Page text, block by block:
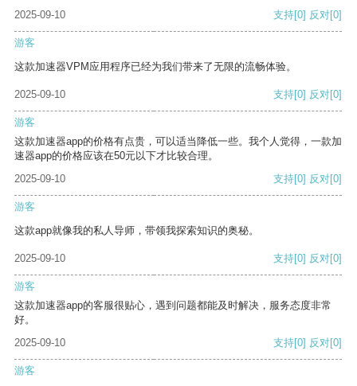
2025-09-10 支持[0] 反对[0]
游客
这款加速器VPM应用程序已经为我们带来了无限的流畅体验。
2025-09-10 支持[0] 反对[0]
游客
这款加速器app的价格有点贵，可以适当降低一些。我个人觉得，一款加
速器app的价格应该在50元以下才比较合理。
2025-09-10
支持[0] 反对[0]
游客
这款app就像我的私人导师，带领我探索知识的奥秘。
2025-09-10 支持[0] 反对[0]
游客
这款加速器app的客服很贴心，遇到问题都能及时解决，服务态度非常
好。
2025-09-10
支持[0] 反对[0]
游客